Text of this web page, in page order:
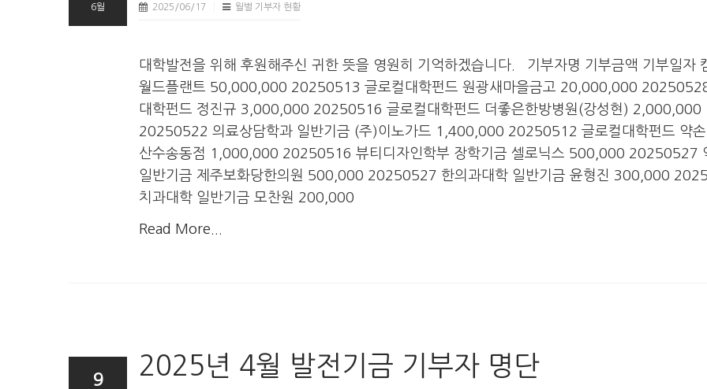
2025/06/17 월별 기부자 현황
대학발전을 위해 후원해주신 귀한 뜻을 영원히 기억하겠습니다. 기부자명 기부금액 기부일자
월드플랜트 50,000,000 20250513 글로컬대학펀드 원광새마을금고 20,000,000
대학펀드 정진규 3,000,000 20250516 글로컬대학펀드 더좋은한방병원(강성현) 2,000,000
20250522 의료상담학과 일반기금 (주)이노가드 1,400,000 20250512 글로컬대학펀드 약손
산수송동점 1,000,000 20250516 뷰티디자인학부 장학기금 셀로닉스 500,000 20250527
일반기금 제주보화당한의원 500,000 20250527 한의과대학 일반기금 윤형진 300,000
치과대학 일반기금 모찬원 200,000
Read More...
6월
2025년 4월 발전기금 기부자 명단
9